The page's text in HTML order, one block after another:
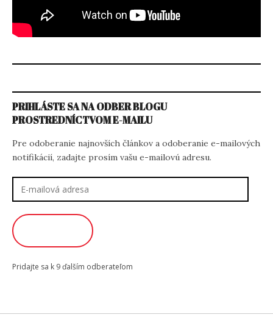
PRIHLÁSTE SA NA ODBER BLOGU
PROSTREDNÍCTVOM E-MAILU
Pre odoberanie najnovších článkov a odoberanie e-mailových
notifikácií, zadajte prosím vašu e-mailovú adresu.
adresa
Pridajte sa k 9 ďalším odberateľom